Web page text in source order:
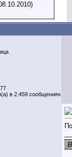
в 2.459 сообщениях